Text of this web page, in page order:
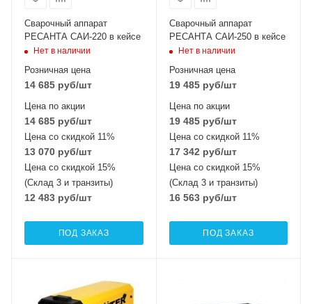
Сварочный аппарат
РЕСАНТА САИ-220 в кейсе
Нет в наличии
Розничная цена
14 685 руб/шт
Цена по акции
14 685 руб/шт
Цена со скидкой 11%
13 070 руб/шт
Цена со скидкой 15%
(Склад 3 и транзиты)
12 483 руб/шт
ПОД ЗАКАЗ
Сварочный аппарат
РЕСАНТА САИ-250 в кейсе
Нет в наличии
Розничная цена
19 485руб/шт
Цена по акции
19 485руб/шт
Цена со скидкой 11%
17 342 руб/шт
Цена со скидкой 15%
(Склад 3 и транзиты)
16 563руб/шт
ПОД ЗАКАЗ